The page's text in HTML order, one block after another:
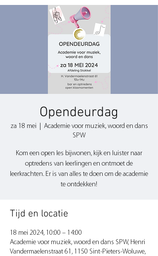
Opendeurdag
za 18 mei
Academie voor muziek, woord en dans
SPW
Kom een open les bijwonen, kijk en luister naar
optredens van leerlingen en ontmoet de
leerkrachten. Er is van alles te doen om de academie
te ontdekken!
Tijd en locatie
18 mei 2024, 10:00 – 14:00
Academie voor muziek, woord en dans SPW, Henri
Vandermaelenstraat 61, 1150 Sint-Pieters-Woluwe,